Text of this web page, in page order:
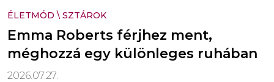
ÉLETMÓD \ SZTÁROK
Emma Roberts férjhez ment,
méghozzá egy különleges ruhában
2026.07.27.